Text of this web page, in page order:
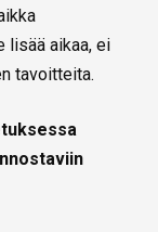
lisää aikaa, ei
tavoitteita.